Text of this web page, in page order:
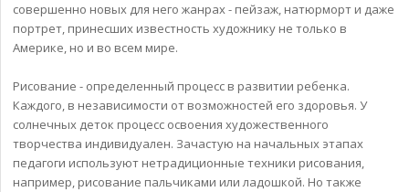
совершенно новых для него жанрах - пейзаж, натюрморт и даже
портрет, принесших известность художнику не только в
Америке, но и во всем мире.
Рисование - определенный процесс в развитии ребенка.
Каждого, в независимости от возможностей его здоровья. У
солнечных деток процесс освоения художественного
творчества индивидуален. Зачастую на начальных этапах
педагоги используют нетрадиционные техники рисования,
например, рисование пальчиками или ладошкой. Но также